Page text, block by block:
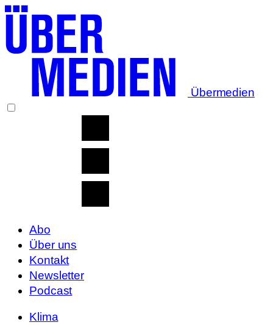
Übermedien
Abo
Über uns
Kontakt
Newsletter
Podcast
Klima